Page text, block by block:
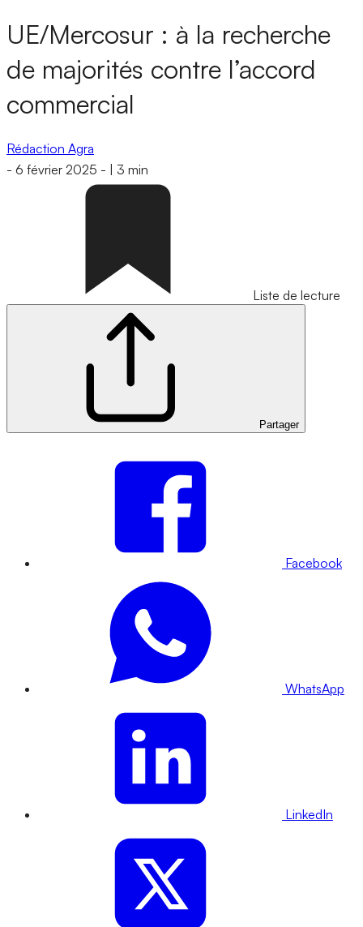
UE/Mercosur : à la recherche
de majorités contre l’accord
commercial
Rédaction Agra
- 6 février 2025 - 3 min
Liste de lecture
Partager
Facebook
WhatsApp
LinkedIn